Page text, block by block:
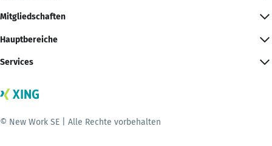
Mitgliedschaften
Hauptbereiche
Services
© New Work SE | Alle Rechte vorbehalten